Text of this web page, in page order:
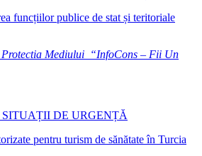
funcțiilor publice de stat și teritoriale
Mediului “InfoCons – Fii Un
DE URGENȚĂ
pentru turism de sănătate în Turcia